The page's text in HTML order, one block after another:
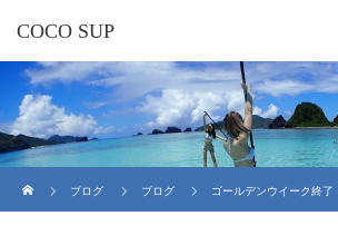
COCO SUP
ブログ
ブログ ゴールデンウイーク終了